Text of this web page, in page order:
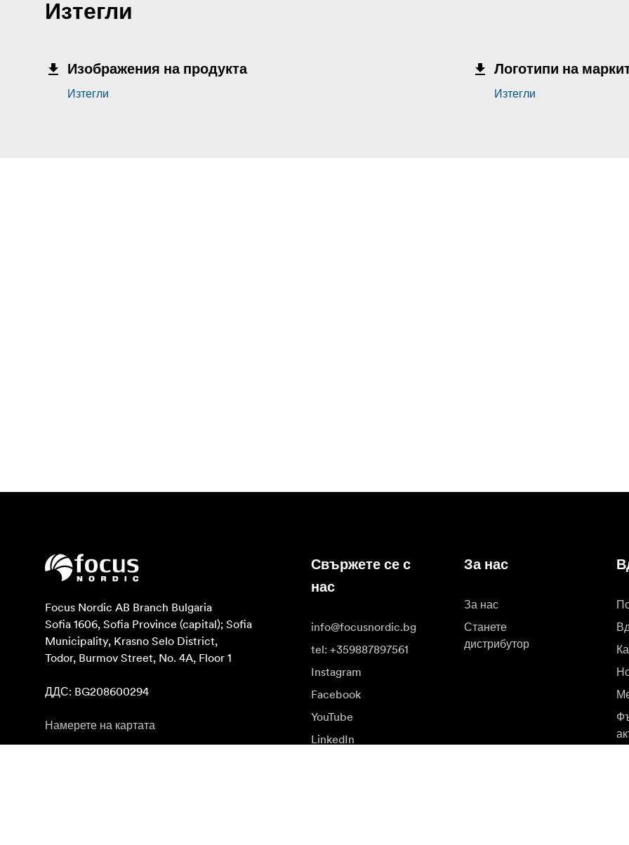
Изтегли
Изображения на продукта
Изтегли
Логотипи на
Изтегли
Focus Nordic AB Branch Bulgaria
Sofia 1606, Sofia Province (capital); Sofia
Municipality, Krasno Selo District,
Todor, Burmov Street, No. 4A, Floor 1
ДДС: BG208600294
Намерете на картата
Свържете се с
нас
info@focusnordic.bg
tel: +359887897561
Instagram
Facebook
YouTube
LinkedIn
За нас
За нас
Станете
дистрибутор